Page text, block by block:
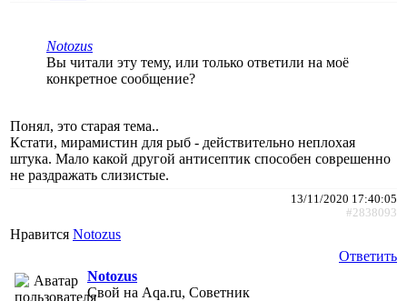
Notozus
Вы читали эту тему, или только ответили на моё
конкретное сообщение?
Понял, это старая тема..
Кстати, мирамистин для рыб - действительно неплохая
штука. Мало какой другой антисептик способен соврешенно
не раздражать слизистые.
13/11/2020 17:40:05
#2838093
Нравится Notozus
Ответить
Notozus
Свой на Aqa.ru, Советник